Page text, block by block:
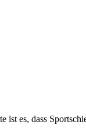
es, dass